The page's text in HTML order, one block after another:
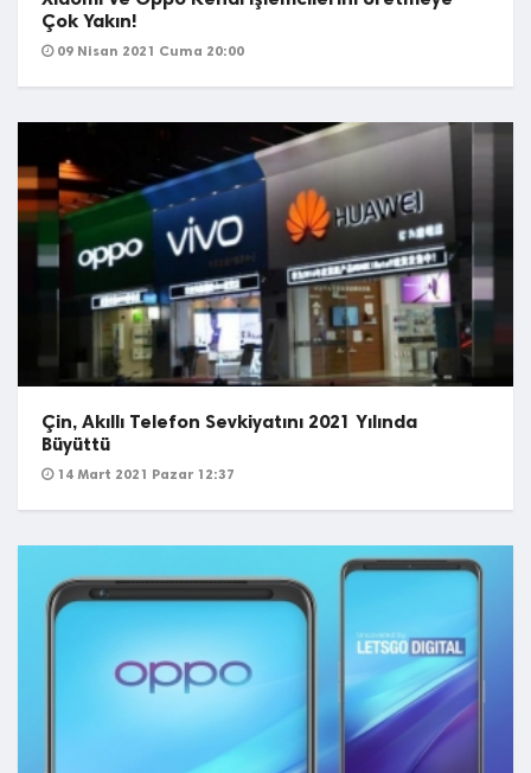
Çok Yakın!
09 Nisan 2021 Cuma 20:00
Çin, Akıllı Telefon Sevkiyatını 2021 Yılında
Büyüttü
14 Mart 2021 Pazar 12:37